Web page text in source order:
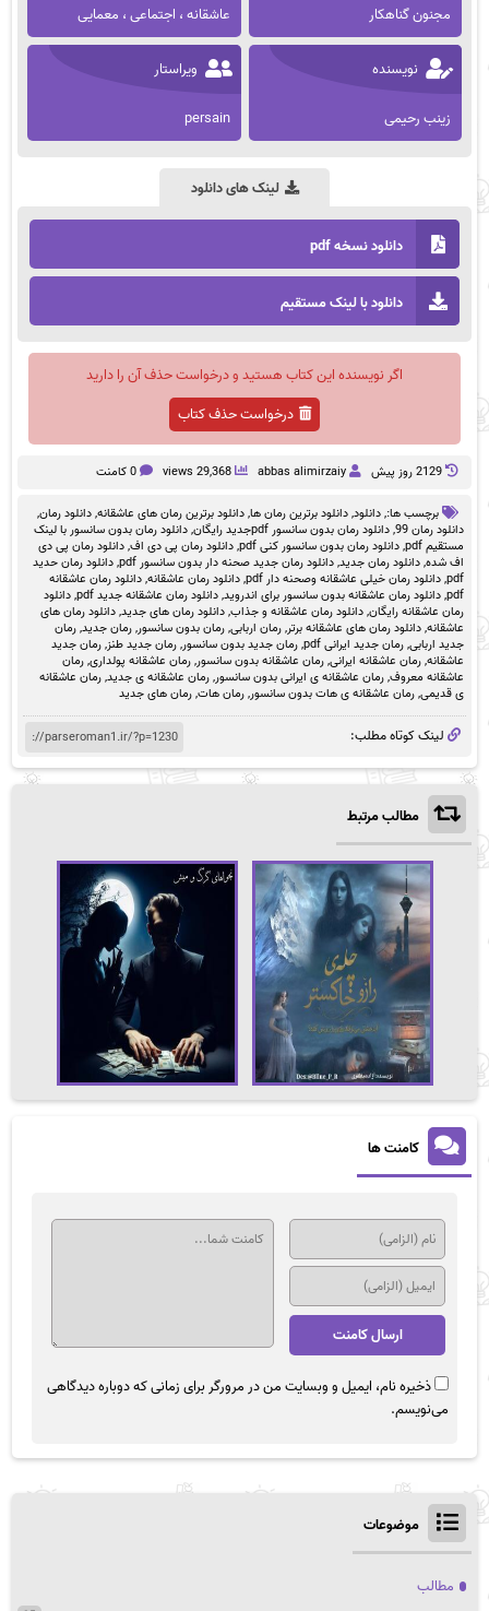
مجنون گناهکار عاشقانه ، اجتماعی ، معمایی
نویسنده
زینب رحیمی
ویراستار
persain
لینک های دانلود
دانلود نسخه pdf
دانلود با لینک مستقیم
اگر نویسنده این کتاب هستید و درخواست حذف آن را دارید
درخواست حذف کتاب
2129 روز پيش abbas alimirzaiy
29,368 views 0 کامنت
برچسب ها:,دانلود,دانلود برترین رمان ها,دانلود برترین رمان های عاشقانه,دانلود رمان,
دانلود رمان 99
,دانلود رمان بدون سانسور pdfجدید رایگان ,دانلود رمان بدون سانسور با لینک
مستقیم pdf
,دانلود رمان بدون سانسور کنی pdf ,دانلود رمان پی دی اف,دانلود رمان پی دی
اف شده,دانلود رمان جدید,دانلود رمان جدید صحنه دار بدون سانسور pdf ,دانلود رمان حدید
pdf
,دانلود رمان خیلی عاشقانه وصحنه دار pdf ,دانلود رمان عاشقانه,دانلود رمان عاشقانه
pdf
,دانلود رمان عاشقانه بدون سانسور برای اندروید,دانلود رمان عاشقانه جدید pdf ,دانلود
رمان عاشقانه رایگان,دانلود رمان عاشقانه و جذاب,دانلود رمان های جدید,دانلود رمان های
عاشقانه,دانلود رمان های عاشقانه برتر,رمان اربابی,رمان بدون سانسور,رمان جدید,رمان
جدید اربابی,رمان جدید ایرانی pdf ,رمان جدید بدون سانسور,رمان جدید طنز,رمان جدید
عاشقانه,رمان عاشقانه ایرانی,رمان عاشقانه بدون سانسور,رمان عاشقانه پولداری,رمان
عاشقانه معروف,رمان عاشقانه ی ایرانی بدون سانسور,رمان عاشقانه ی جدید,رمان عاشقانه
ی قدیمی,رمان عاشقانه ی هات بدون سانسور,رمان هات,رمان های جدید
لینک کوتاه مطلب:
مطالب مرتبط
کامنت ها
ذخیره نام، ایمیل و وبسایت من در مرورگر برای زمانی که دوباره دیدگاهی
می‌نویسم.
موضوعات
مطالب